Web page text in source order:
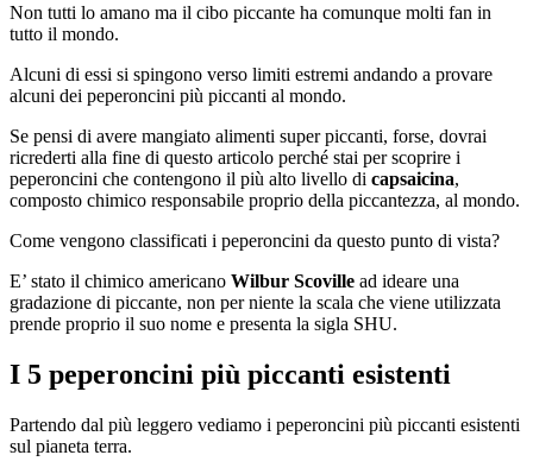
Non tutti lo amano ma il cibo piccante ha comunque molti fan in
tutto il mondo.
Alcuni di essi si spingono verso limiti estremi andando a provare
alcuni dei peperoncini più piccanti al mondo.
Se pensi di avere mangiato alimenti super piccanti, forse, dovrai
ricrederti alla fine di questo articolo perché stai per scoprire i
peperoncini che contengono il più alto livello di capsaicina,
composto chimico responsabile proprio della piccantezza, al mondo.
Come vengono classificati i peperoncini da questo punto di vista?
E’ stato il chimico americano Wilbur Scoville ad ideare una
gradazione di piccante, non per niente la scala che viene utilizzata
prende proprio il suo nome e presenta la sigla SHU.
I 5 peperoncini più piccanti esistenti
Partendo dal più leggero vediamo i peperoncini più piccanti esistenti
sul pianeta terra.